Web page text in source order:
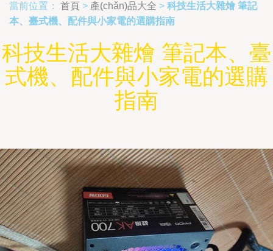
當前位置： 首頁 > 產(chǎn)品大全 > 科技生活大雜燴 筆記
本、臺式機、配件與小家電的選購指南
科技生活大雜燴 筆記本、臺
式機、配件與小家電的選購
指南